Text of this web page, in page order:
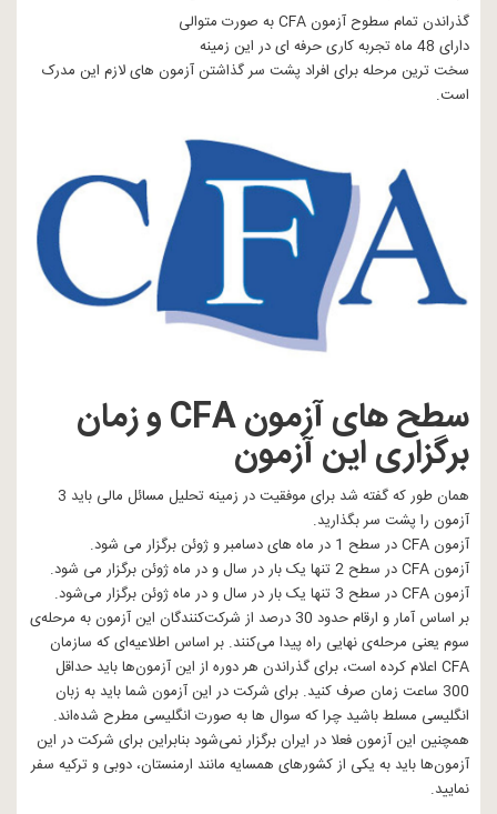
گذراندن تمام سطوح آزمون CFA به صورت متوالی
دارای 48 ماه تجربه کاری حرفه ای در این زمینه
سخت ترین مرحله برای افراد پشت سر گذاشتن آزمون های لازم این مدرک
است.
سطح های آزمون CFA و زمان
برگزاری این آزمون
همان طور که گفته شد برای موفقیت در زمینه تحلیل مسائل مالی باید 3
آزمون را پشت سر بگذارید.
آزمون CFA در سطح 1 در ماه های دسامبر و ژوئن برگزار می شود.
آزمون CFA در سطح 2 تنها یک بار در سال و در ماه ژوئن برگزار می شود.
آزمون CFA در سطح 3 تنها یک بار در سال و در ماه ژوئن برگزار می‌شود.
بر اساس آمار و ارقام حدود 30 درصد از شرکت‌کنندگان این آزمون به مرحله‌ی
سوم یعنی مرحله‌ی نهایی راه پیدا می‌کنند. بر اساس اطلاعیه‌ای که سازمان
CFA اعلام کرده است، برای گذراندن هر دوره از این آزمون‌ها باید حداقل
300 ساعت زمان صرف کنید. برای شرکت در این آزمون شما باید به زبان
انگلیسی مسلط باشید چرا که سوال ها به صورت انگلیسی مطرح شده‌اند.
همچنین این آزمون فعلا در ایران برگزار نمی‌شود بنابراین برای شرکت در این
آزمون‌ها باید به یکی از کشورهای همسایه مانند ارمنستان، دوبی و ترکیه سفر
نمایید.